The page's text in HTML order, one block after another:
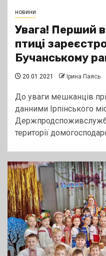
новини
Увага! Перший
птиці
Бучанському
20.01.2021 Ірина Паясь
До уваги мешканців
данними Ірпінського
території